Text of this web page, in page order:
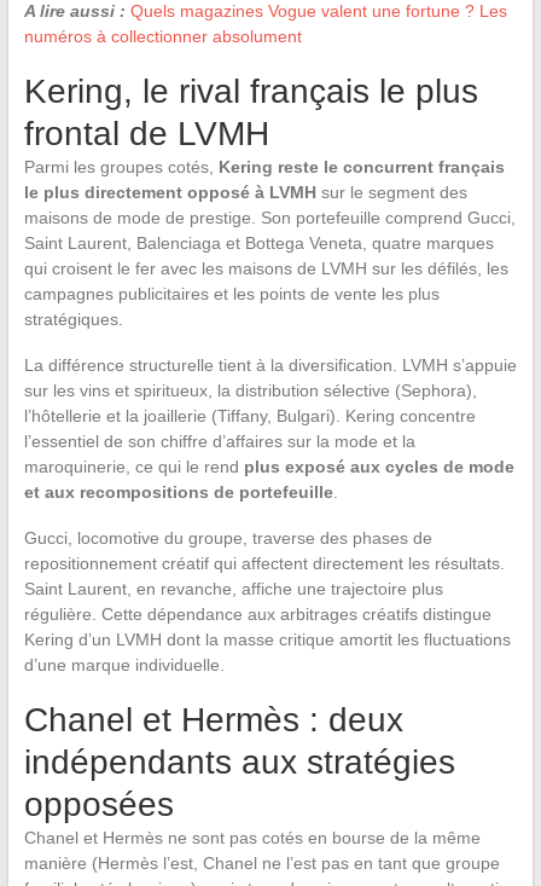
A lire aussi : Quels magazines Vogue valent une fortune ? Les
numéros à collectionner absolument
Kering, le rival français le plus
frontal de LVMH
Parmi les groupes cotés, Kering reste le concurrent français
le plus directement opposé à LVMHsur le segment des
maisons de mode de prestige. Son portefeuille comprend Gucci,
Saint Laurent, Balenciaga et Bottega Veneta, quatre marques
qui croisent le fer avec les maisons de LVMH sur les défilés, les
campagnes publicitaires et les points de vente les plus
stratégiques.
La différence structurelle tient à la diversification. LVMH s’appuie
sur les vins et spiritueux, la distribution sélective (Sephora),
l’hôtellerie et la joaillerie (Tiffany, Bulgari). Kering concentre
l’essentiel de son chiffre d’affaires sur la mode et la
maroquinerie, ce qui le rend plus exposé aux cycles de mode
et aux recompositions de portefeuille.
Gucci, locomotive du groupe, traverse des phases de
repositionnement créatif qui affectent directement les résultats.
Saint Laurent, en revanche, affiche une trajectoire plus
régulière. Cette dépendance aux arbitrages créatifs distingue
Kering d’un LVMH dont la masse critique amortit les fluctuations
d’une marque individuelle.
Chanel et Hermès : deux
indépendants aux stratégies
opposées
Chanel et Hermès ne sont pas cotés en bourse de la même
manière (Hermès l’est, Chanel ne l’est pas en tant que groupe